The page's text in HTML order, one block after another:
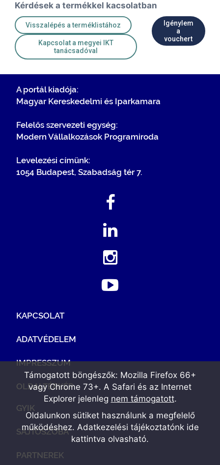
Kérdések a termékkel kacsolatban
Visszalépés a terméklistához
Kapcsolat a megyei IKT
tanácsadóval
Igénylem
a
vouchert
A portál kiadója:
Magyar Kereskedelmi és Iparkamara
Felelős szervezeti egység:
Modern Vállalkozások Programiroda
Levelezési címünk:
1054 Budapest, Szabadság tér 7.
KAPCSOLAT
ADATVÉDELEM
IMPRESSZUM
OLDALTÉRKÉP
GYIK
SAJTÓSZOBA
PARTNEREK
Támogatott böngészők: Mozilla Firefox 66+
vagy Chrome 73+. A Safari és az Internet
Explorer jelenleg nem támogatott.
Oldalunkon sütiket használunk a megfelelő
működéshez. Adatkezelési tájékoztatónk ide
kattintva olvasható.